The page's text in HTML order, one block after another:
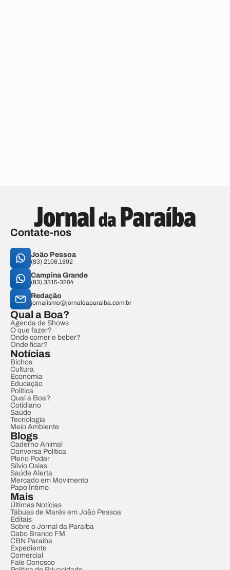
Contate-nos
João Pessoa
(83) 2106.1892
Campina Grande
(83) 3315-3204
Redação
jornalismo@jornaldaparaiba.com.br
Qual a Boa?
Agenda de Shows
O que fazer?
Onde comer e beber?
Onde ficar?
Notícias
Bichos
Cultura
Economia
Educação
Política
Qual a Boa?
Cotidiano
Saúde
Tecnologia
Meio Ambiente
Blogs
Caderno Animal
Conversa Política
Pleno Poder
Sílvio Osias
Saúde Alerta
Mercado em Movimento
Papo Íntimo
Mais
Últimas Notícias
Tábuas de Marés em João Pessoa
Editais
Sobre o Jornal da Paraíba
Cabo Branco FM
CBN Paraíba
Expediente
Comercial
Fale Conosco